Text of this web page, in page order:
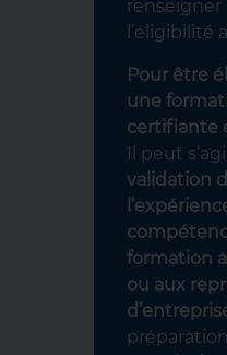
l’éligibilité
Pour être
une
certifiante
Il peut
validation
formation
ou aux